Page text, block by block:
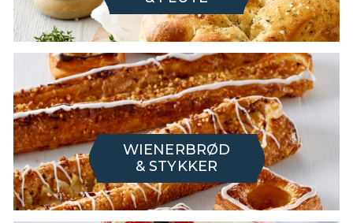
WIENERBRØD
& STYKKER